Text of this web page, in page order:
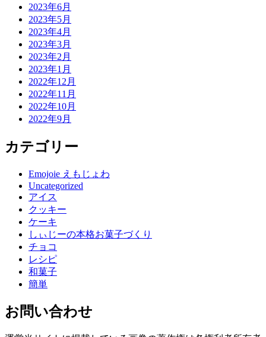
2023年6月
2023年5月
2023年4月
2023年3月
2023年2月
2023年1月
2022年12月
2022年11月
2022年10月
2022年9月
カテゴリー
Emojoie えもじょわ
Uncategorized
アイス
クッキー
ケーキ
しぃじーの本格お菓子づくり
チョコ
レシピ
和菓子
簡単
お問い合わせ